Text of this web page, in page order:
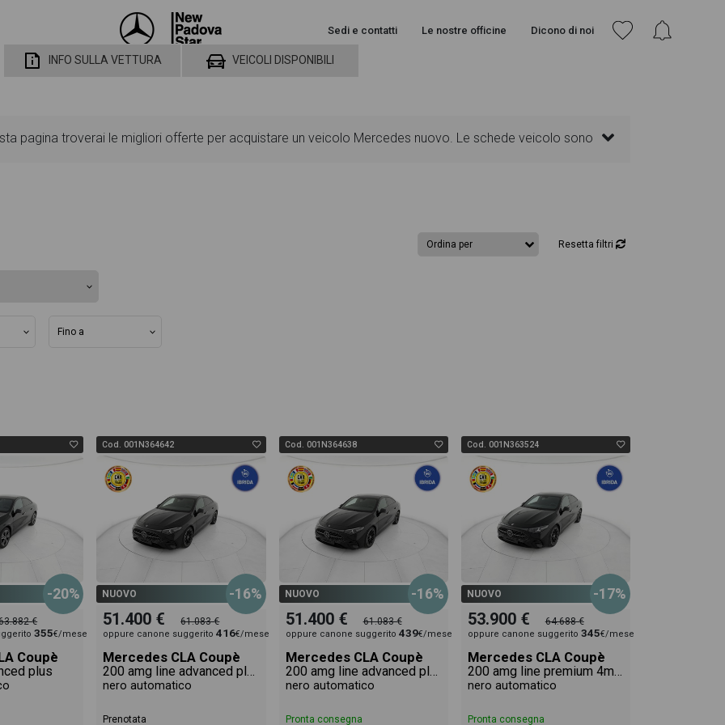
Sedi e contatti Le nostre officine Dicono di noi
INFO SULLA VETTURA VEICOLI DISPONIBILI
pagina troverai le migliori offerte per acquistare un veicolo Mercedes nuovo. Le schede veicolo sono
e rata consigliata per l'acquisto del veicolo.
Resetta filtri
-20%
€
355€/mese
Coupè
plus
Cod. 001N364642
NUOVO -16%
51.400 € 61.083 €
oppure canone suggerito416€/mese
Mercedes CLA Coupè
200 amg line advanced plus auto
nero automatico
Prenotata
Cod. 001N364638
NUOVO -16%
51.400 € 61.083 €
oppure canone suggerito 439€/mese
Mercedes CLA Coupè
200 amg line advanced plus auto
nero automatico
Pronta consegna
Cod. 001N363524
NUOVO -17%
53.900 € 64.688 €
oppure canone suggerito 345€/mese
Mercedes CLA Coupè
200 amg line premium 4matic auto
nero automatico
Pronta consegna